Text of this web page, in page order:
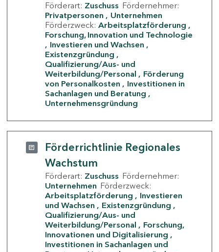
Förderart: Zuschuss Fördernehmer:
Privatpersonen
Unternehmen
Förderzweck: Arbeitsplatzförderung
Forschung, Innovation und Technologie
Investieren und Wachsen
Existenzgründung
Qualifizierung/Aus- und
Weiterbildung/Personal
Förderung
von Personalkosten
Investitionen in
Sachanlagen und Beratung
Unternehmensgründung
Förderrichtlinie Regionales
Wachstum
Förderart: Zuschuss Fördernehmer:
Unternehmen Förderzweck:
Arbeitsplatzförderung
Investieren
und Wachsen
Existenzgründung
Qualifizierung/Aus- und
Weiterbildung/Personal
Forschung,
Innovationen und Digitalisierung
Investitionen in Sachanlagen und